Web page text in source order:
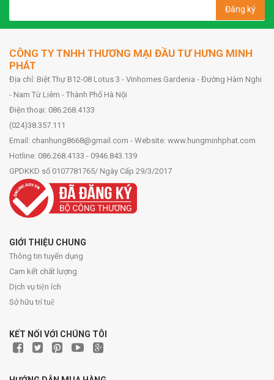
Đăng ký
CÔNG TY TNHH THƯƠNG MẠI ĐẦU TƯ HƯNG MINH
PHÁT
Địa chỉ: Biệt Thự B12-08 Lotus 3 - Vinhomes Gardenia - Đường Hàm Nghi
- Nam Từ Liêm - Thành Phố Hà Nội
Điện thoại: 086.268.4133
(024)38.357.111
Email: chanhung8668@gmail.com - Website: www.hungminhphat.com
Hotline: 086.268.4133 - 0946.843.139
GPDKKD số 0107781765/ Ngày Cấp 29/3/2017
GIỚI THIỆU CHUNG
Thông tin tuyển dụng
Cam kết chất lượng
Dịch vụ tiện ích
Sở hữu trí tuệ
KẾT NỐI VỚI CHÚNG TÔI